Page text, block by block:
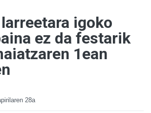
igoko
ez da festarik
1ean
28a